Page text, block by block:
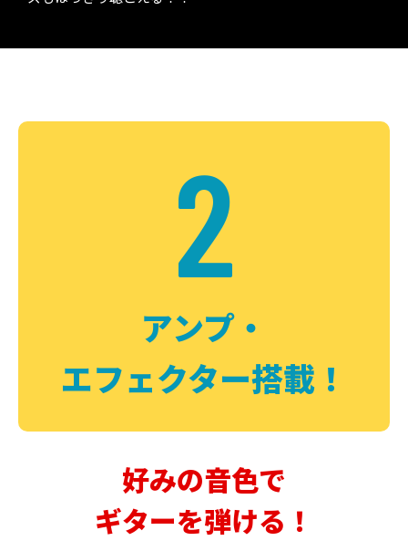
2
アンプ・
エフェクター搭載！
好みの音色で
ギターを弾ける！